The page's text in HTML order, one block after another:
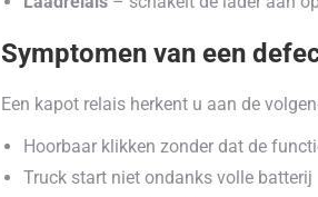
Symptomen van een
Een kapot relais herkent u aan de
Hoorbaar klikken zonder dat de
Truck start niet ondanks volle batterij